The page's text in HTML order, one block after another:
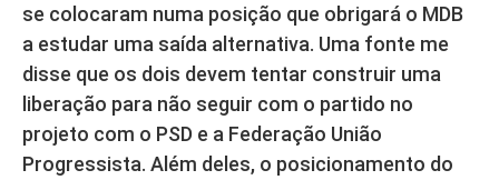
se colocaram numa posição que obrigará o MDB
a estudar uma saída alternativa. Uma fonte me
disse que os dois devem tentar construir uma
liberação para não seguir com o partido no
projeto com o PSD e a Federação União
Progressista. Além deles, o posicionamento do